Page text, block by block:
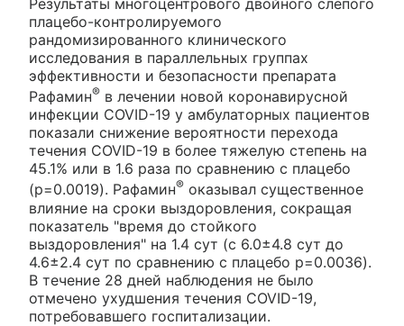
плацебо-контролируемого
рандомизированного клинического
исследования в параллельных группах
эффективности и безопасности препарата
Рафамин® в лечении новой коронавирусной
инфекции COVID-19 у амбулаторных пациентов
показали снижение вероятности перехода
течения COVID-19 в более тяжелую степень на
45.1% или в 1.6 раза по сравнению с плацебо
(p=0.0019). Рафамин® оказывал существенное
влияние на сроки выздоровления, сокращая
показатель "время до стойкого
выздоровления" на 1.4 сут (с 6.0±4.8 сут до
4.6±2.4 сут по сравнению с плацебо p=0.0036).
В течение 28 дней наблюдения не было
отмечено ухудшения течения COVID-19,
потребовавшего госпитализации.